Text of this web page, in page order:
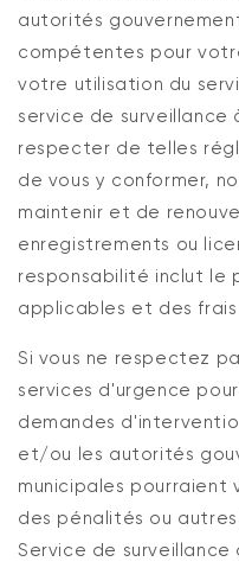
autorités
compétentes pour
votre utilisation du
service de surveillance
respecter de telles
de vous y conformer,
maintenir et de
enregistrements ou
responsabilité inclut le
applicables et des
Si vous ne respectez
services d'urgence
demandes
et/ou les autorités
municipales pourraient
des pénalités ou
Service de surveillance